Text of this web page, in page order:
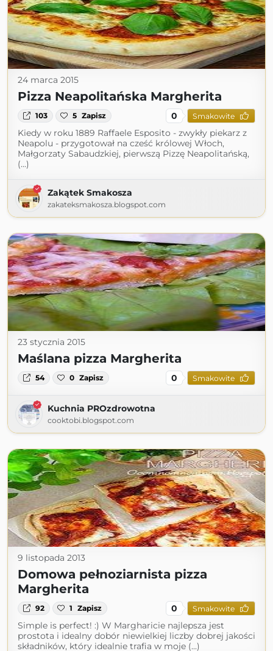
24 marca 2015
Pizza Neapolitańska Margherita
103 5 Zapisz 0 Smakowite
Kiedy w roku 1889 Raffaele Esposito - zwykły piekarz z
Neapolu - przygotował na cześć królowej Włoch,
Małgorzaty Sabaudzkiej, pierwszą Pizzę Neapolitańską,
(...)
Zakątek Smakosza
zakateksmakosza.blogspot.com
23 stycznia 2015
Maślana pizza Margherita
54 0 Zapisz 0 Smakowite
Kuchnia PROzdrowotna
cooktobi.blogspot.com
9 listopada 2013
Domowa pełnoziarnista pizza
Margherita
92 1 Zapisz 0 Smakowite
Simple is perfect! :) W Margharicie najlepsza jest
prostota i idealny dobór niewielkiej liczby dobrej jakości
składników, który idealnie trafia w moje (...)